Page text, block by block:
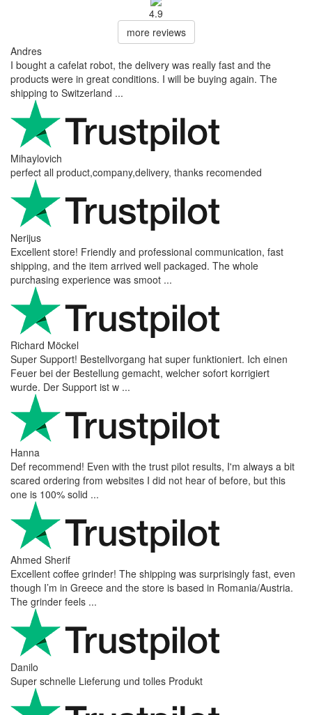
4.9
more reviews
Andres
I bought a cafelat robot, the delivery was really fast and the
products were in great conditions. I will be buying again. The
shipping to Switzerland ...
Mihaylovich
perfect all product,company,delivery, thanks recomended
Nerijus
Excellent store! Friendly and professional communication, fast
shipping, and the item arrived well packaged. The whole
purchasing experience was smoot ...
Richard Möckel
Super Support! Bestellvorgang hat super funktioniert. Ich einen
Feuer bei der Bestellung gemacht, welcher sofort korrigiert
wurde. Der Support ist w ...
Hanna
Def recommend! Even with the trust pilot results, I'm always a bit
scared ordering from websites I did not hear of before, but this
one is 100% solid ...
Ahmed Sherif
Excellent coffee grinder! The shipping was surprisingly fast, even
though I’m in Greece and the store is based in Romania/Austria.
The grinder feels ...
Danilo
Super schnelle Lieferung und tolles Produkt